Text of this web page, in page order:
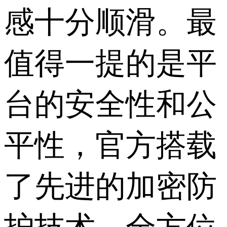
感十分顺滑。最
值得一提的是平
台的安全性和公
平性，官方搭载
了先进的加密防